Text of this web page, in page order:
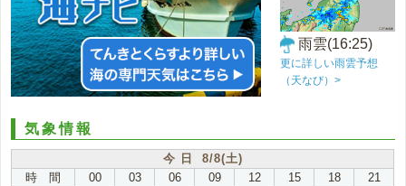
雨雲(16:25)
更に詳しい雨雲予想
（天なび）>
気象情報
今 日 8/8(土)
時 間
00 03 06 09 12 15 18 21